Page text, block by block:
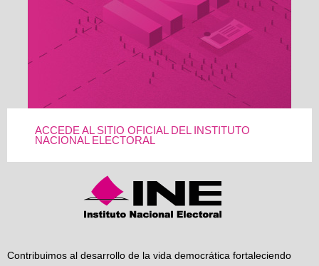
ACCEDE AL SITIO OFICIAL DEL INSTITUTO
NACIONAL ELECTORAL
Contribuimos al desarrollo de la vida democrática fortaleciendo